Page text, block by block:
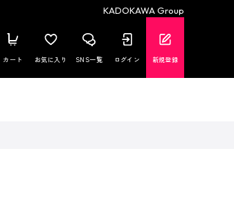
KADOKAWA Group
カート お気に入り SNS一覧 ログイン 新規登録